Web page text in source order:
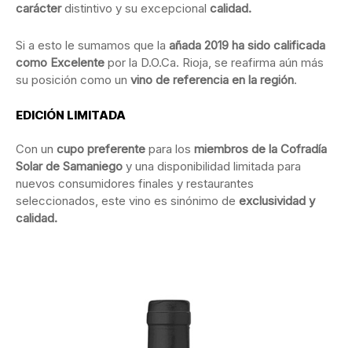
carácterdistintivo y su excepcional calidad.
Si a esto le sumamos que la añada 2019 ha sido calificada
como Excelente por la D.O.Ca. Rioja, se reafirma aún más
su posición como un vino de referencia en la región.
EDICIÓN LIMITADA
Con un cupo preferente para los miembros de la Cofradía
Solar de Samaniego y una disponibilidad limitada para
nuevos consumidores finales y restaurantes
seleccionados, este vino es sinónimo de exclusividad y
calidad.